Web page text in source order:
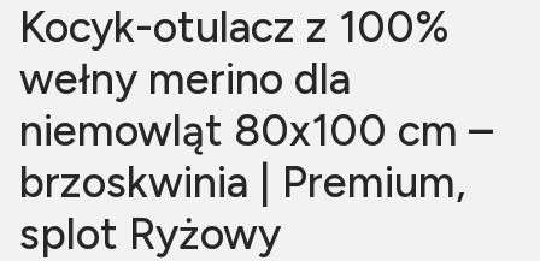
Kocyk-otulacz z 100%
wełny merino dla
niemowląt 80x100 cm –
brzoskwinia | Premium,
splot Ryżowy